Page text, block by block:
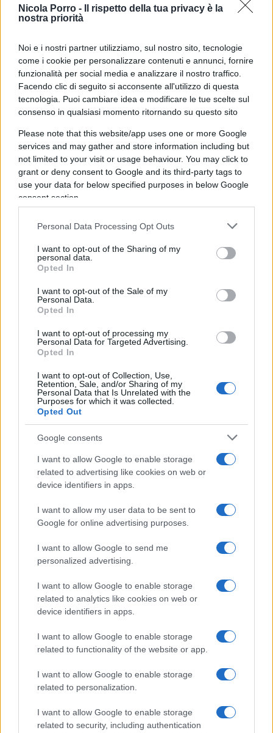
Nicola Porro -
Il rispetto della tua privacy è la
nostra priorità
Noi e i nostri partner utilizziamo, sul nostro sito, tecnologie
come i cookie per personalizzare contenuti e annunci, fornire
funzionalità per social media e analizzare il nostro traffico.
Facendo clic di seguito si acconsente all'utilizzo di questa
tecnologia. Puoi cambiare idea e modificare le tue scelte sul
consenso in qualsiasi momento ritornando su questo sito
Please note that this website/app uses one or more Google
services and may gather and store information including but
not limited to your visit or usage behaviour. You may click to
grant or deny consent to Google and its third-party tags to
use your data for below specified purposes in below Google
consent section.
Personal Data Processing Opt Outs
I want to opt-out of the Sharing of my
personal data.
Opted In
I want to opt-out of the Sale of my
Personal Data.
Opted In
I want to opt-out of processing my
Personal Data for Targeted Advertising.
Opted In
I want to opt-out of Collection, Use,
Retention, Sale, and/or Sharing of my
Personal Data that Is Unrelated with the
Purposes for which it was collected.
Opted Out
Google consents
I want to allow Google to enable storage
related to advertising like cookies on web or
device identifiers in apps.
I want to allow my user data to be sent to
Google for online advertising purposes.
I want to allow Google to send me
personalized advertising.
I want to allow Google to enable storage
related to analytics like cookies on web or
device identifiers in apps.
I want to allow Google to enable storage
related to functionality of the website or app.
I want to allow Google to enable storage
related to personalization.
I want to allow Google to enable storage
related to security, including authentication
costruita nel 2019 dal cantiere Kurushima
shipbuilding; quindi la Bolten Armony, di 37.155
nipponico, Onomichi Shipyard.
Dal Giappone navi a tecnologia
avanzata
“Specie per le navi più grandi – affermaVincenzo
Romeo, Ceo di Nova Marine Carriers– la scelta
è quello di una qualità tecnologica superiore
garantita in questo caso da cantieri giapponesi
specializzati ormai da decenni nella progettazione
In parallelo Nova Marine Carriers ha proceduto
vendita di quattro navi bulk carrier(tutte
costruite fra il 2014 e il 2015 in cantieri della
Carolina Bolten, della Carlotta Bolten, della
Morgos Bolten e della Sider Maria.
Complessivamente la società di navigazione
conta su una flotta di più di 100 naviche sarà
ulteriormente potenziata a fine anno con l’entrata
in servizio di una bulker da 8000 dwt, da altre due
nel 2025 e da una quarta, con queste
commissionate ai cantieri cinesi e che saranno
impiegate in una delle 18 joint venture companies
che vedono impegnata Nova Marine Carriers.
Il nostro obiettivo prioritario – prosegue Vincenzo
Romeo– è quello di garantire sempre e
comunque un servizio qualitativamente alto alla
nostra clientela. Obiettivo che siamo riuscito a
perseguire anche nel momento difficile della crisi
primi ad abbandonare la zona calda nel mirino dei
ribelli Houthi schierando tutta la capacità
operativa della flotta in grado di compensare
l’allungamento delle rotte e garantire gli impegni